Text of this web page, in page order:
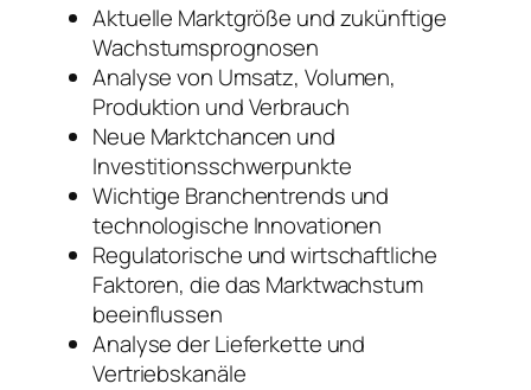
Aktuelle Marktgröße und zukünftige
Wachstumsprognosen
Analyse von Umsatz, Volumen,
Produktion und Verbrauch
Neue Marktchancen und
Investitionsschwerpunkte
Wichtige Branchentrends und
technologische Innovationen
Regulatorische und wirtschaftliche
Faktoren, die das Marktwachstum
beeinflussen
Analyse der Lieferkette und
Vertriebskanäle